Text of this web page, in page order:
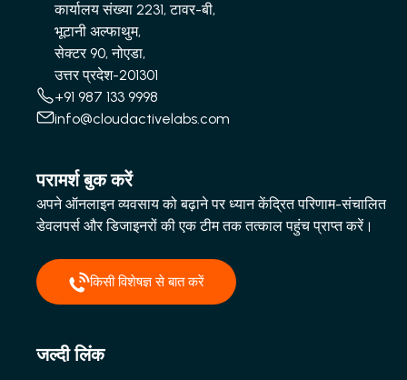
कार्यालय संख्या 2231, टावर-बी,
भूटानी अल्फाथुम,
सेक्टर 90, नोएडा,
उत्तर प्रदेश-201301
+91 987 133 9998
info@cloudactivelabs.com
परामर्श बुक करें
अपने ऑनलाइन व्यवसाय को बढ़ाने पर ध्यान केंद्रित परिणाम-संचालित
डेवलपर्स और डिजाइनरों की एक टीम तक तत्काल पहुंच प्राप्त करें।
किसी विशेषज्ञ से बात करें
जल्दी लिंक